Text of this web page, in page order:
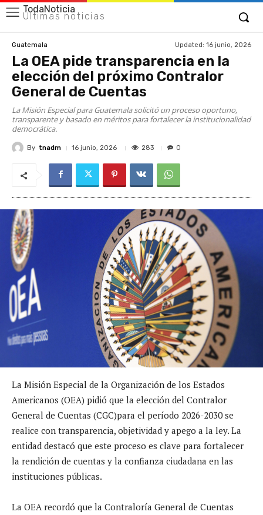
TodaNoticia
Últimas noticias
Guatemala Updated: 16 junio, 2026
La OEA pide transparencia en la
elección del próximo Contralor
General de Cuentas
La Misión Especial para Guatemala solicitó un proceso oportuno,
transparente y basado en méritos para fortalecer la institucionalidad
democrática.
By tnadm 16 junio, 2026 283 0
La Misión Especial de la Organización de los Estados
Americanos (OEA) pidió que la elección del Contralor
General de Cuentas (CGC)para el período 2026-2030 se
realice con transparencia, objetividad y apego a la ley. La
entidad destacó que este proceso es clave para fortalecer
la rendición de cuentas y la confianza ciudadana en las
instituciones públicas.
La OEA recordó que la Contraloría General de Cuentas